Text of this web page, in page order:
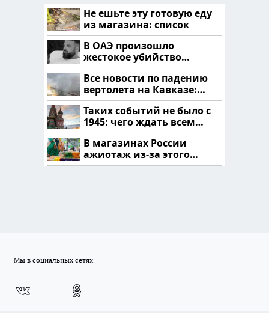
Не ешьте эту готовую еду
из магазина: список
В ОАЭ произошло
жестокое убийство
криптомиллионера
Все новости по падению
вертолета на Кавказе:
читать здесь
Таких событий не было с
1945: чего ждать всем
нам?
В магазинах России
ажиотаж из-за этого
продукта: что купить?
Мы в социальных сетях